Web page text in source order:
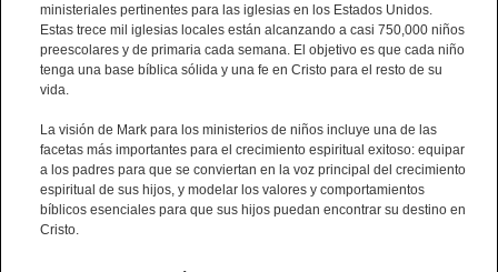
ministeriales pertinentes para las iglesias en los Estados Unidos.
Estas trece mil iglesias locales están alcanzando a casi 750,000 niños
preescolares y de primaria cada semana. El objetivo es que cada niño
tenga una base bíblica sólida y una fe en Cristo para el resto de su
vida.
La visión de Mark para los ministerios de niños incluye una de las
facetas más importantes para el crecimiento espiritual exitoso: equipar
a los padres para que se conviertan en la voz principal del crecimiento
espiritual de sus hijos, y modelar los valores y comportamientos
bíblicos esenciales para que sus hijos puedan encontrar su destino en
Cristo.